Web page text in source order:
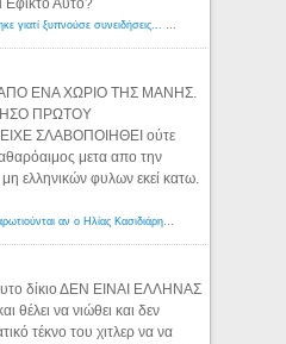
Εφικτο Αυτο?
Ένα βιβλίο που πολεμήθηκε γιατί ξυπνούσε συνειδήσεις... - Λόγιος Ερμής | Η γνώση ξεκινάει με την αναζήτηση...
ΑΠΟ ΕΝΑ ΧΩΡΙΟ ΤΗΣ ΜΑΝΗΣ.
ΠΡΩΤΟΥ
ΣΛΑΒΟΠΟΙΗΘΕΙ ούτε
μετα απο την
ελληνικών φυλων εκεί κατω.
Αμερικανοί ρατσιστές αναρωτιούνται αν ο Ηλίας Κασιδιάρης ανήκει στη λευκή φυλή... - Λόγιος Ερμής
δίκιο ΔΕΝ ΕΙΝΑΙ ΕΛΛΗΝΑΣ
θέλει να νιώθει και δεν
τέκνο του χιτλερ να να